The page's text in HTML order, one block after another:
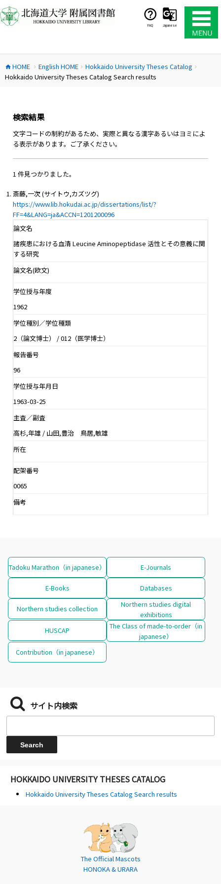
ン
テ
ス
キ
FAQ Japanese
home HOME chevron_right English HOMEchevron_right Hokkaido University Theses Catalog chevron_right
Hokkaido University Theses Catalog Search results
検索結果
文字コードの制約があるため、実際と異なる漢字あるいはヨミによ
る表示があります。ご了承ください。
1 件見つかりました。
斎藤,一次 (サイトウ,カズツグ)
https://www.lib.hokudai.ac.jp/dissertations/list/?
FF=4&LANG=ja&ACCN=1201200096
論文名
諸疾患における血清 Leucine Aminopeptidase 活性とその意義に関
する研究
論文名(欧文)
学位授与年度
1962
学位種別／学位種類
2（論文博士） / 012（医学博士）
報告番号
96
学位授与年月日
1963-03-25
主査／副査
高杉,年雄 / 山田,豊治 鳥居,敏雄
所在
配架番号
0065
備考
Tadoku Marathon（in japanese） E-Journals
E-Books Databases
Northern studies collection
Northern studies digital
exhibitions
HUSCAP
The Class of made-to-order（in
japanese）
Contribution（in japanese）
サイト内検索
HOKKAIDO UNIVERSITY THESES CATALOG
Hokkaido University Theses Catalog Search results
The Official Mascots
HONOKA & URARA